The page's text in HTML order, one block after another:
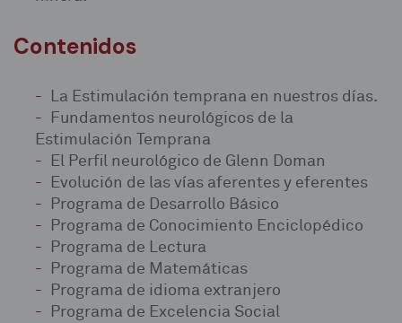
Contenidos
La Estimulación temprana en nuestros días.
Fundamentos neurológicos de la
Estimulación Temprana
El Perfil neurológico de Glenn Doman
Evolución de las vías aferentes y eferentes
Programa de Desarrollo Básico
Programa de Conocimiento Enciclopédico
Programa de Lectura
Programa de Matemáticas
Programa de idioma extranjero
Programa de Excelencia Social